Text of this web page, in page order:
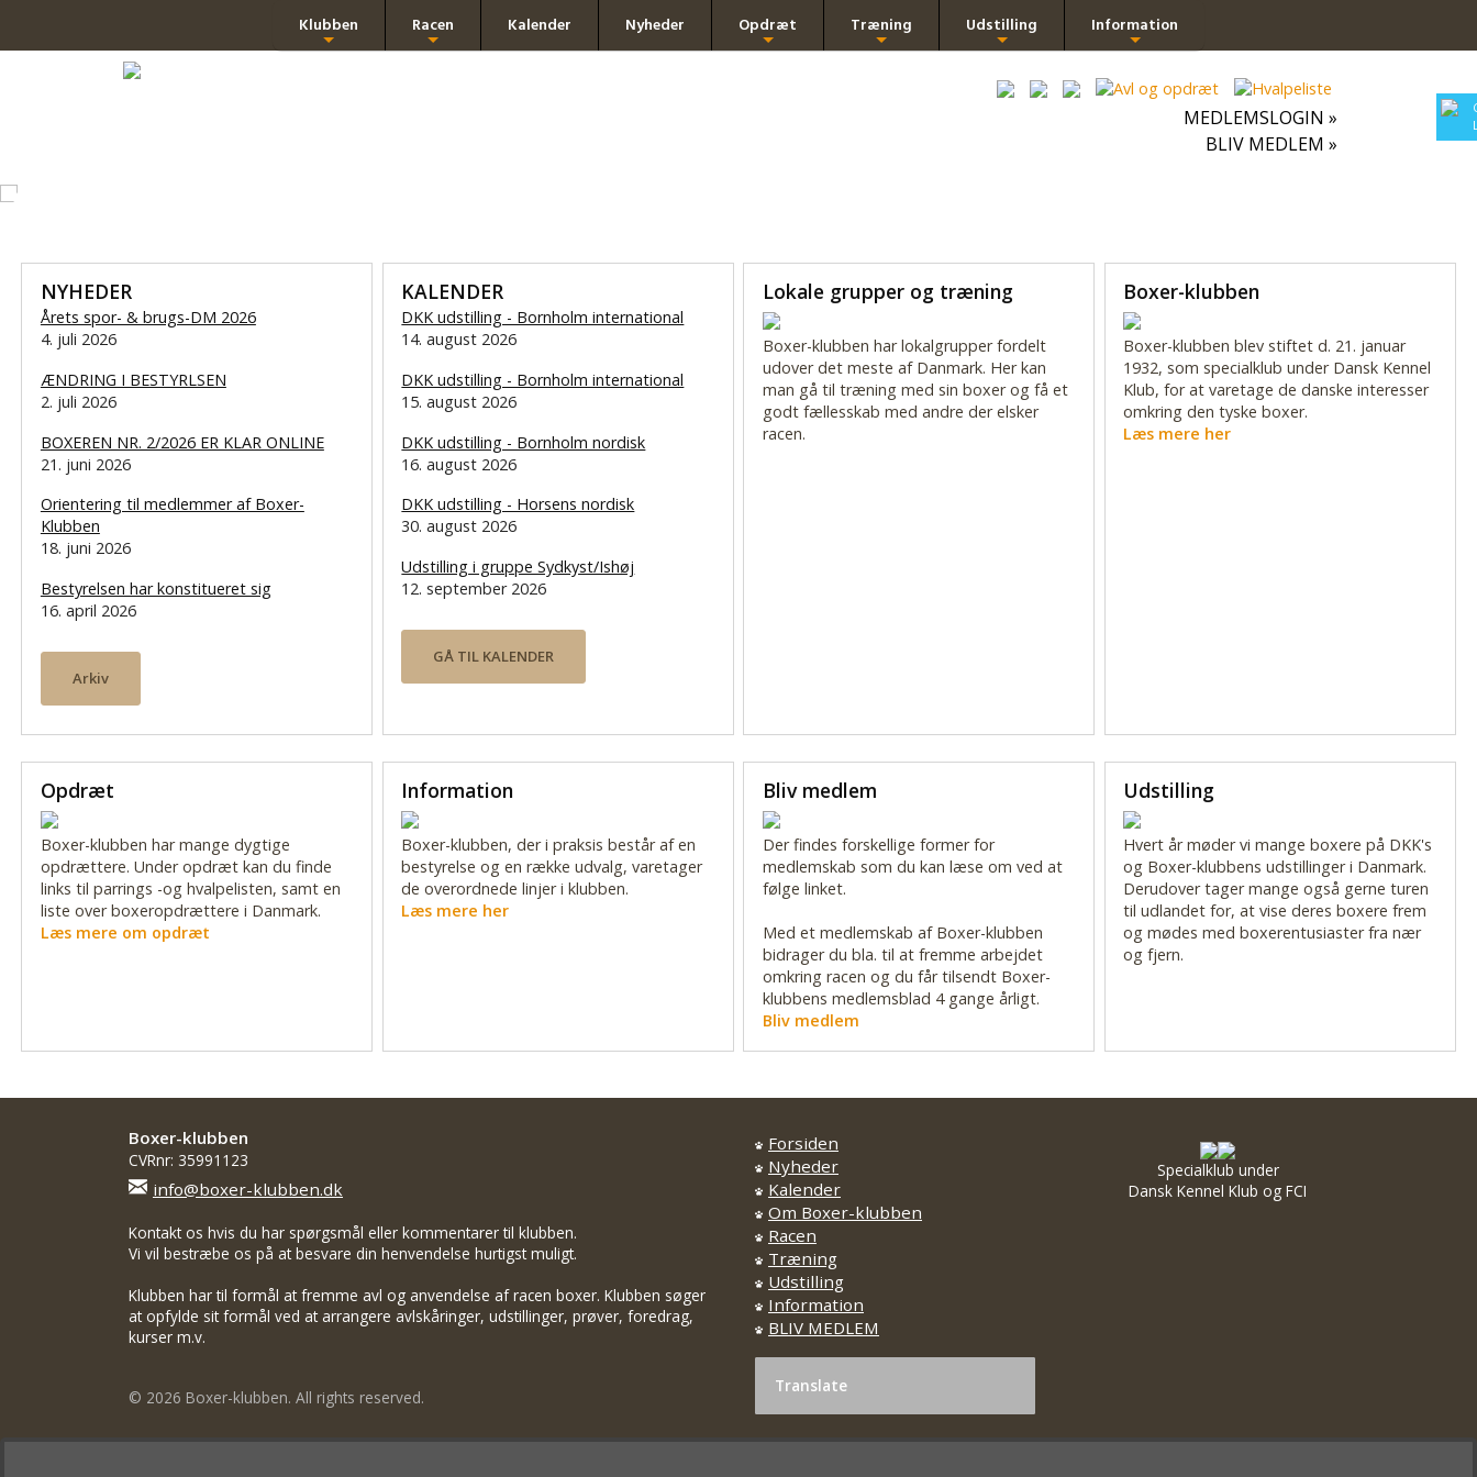
Klubben Racen Kalender Nyheder Opdræt Træning Udstilling Information
MEDLEMSLOGIN »
BLIV MEDLEM »
NYHEDER
Årets spor- & brugs-DM 2026
4. juli 2026
ÆNDRING I BESTYRLSEN
2. juli 2026
BOXEREN NR. 2/2026 ER KLAR ONLINE
21. juni 2026
Orientering til medlemmer af Boxer-
Klubben
18. juni 2026
Bestyrelsen har konstitueret sig
16. april 2026
Arkiv
KALENDER
DKK udstilling - Bornholm international
14. august 2026
DKK udstilling - Bornholm international
15. august 2026
DKK udstilling - Bornholm nordisk
16. august 2026
DKK udstilling - Horsens nordisk
30. august 2026
Udstilling i gruppe Sydkyst/Ishøj
12. september 2026
GÅ TIL KALENDER
Lokale grupper og træning
Boxer-klubben har lokalgrupper fordelt
udover det meste af Danmark. Her kan
man gå til træning med sin boxer og få et
godt fællesskab med andre der elsker
racen.
Boxer-klubben
Boxer-klubben blev stiftet d. 21. januar
1932, som specialklub under Dansk Kennel
Klub, for at varetage de danske interesser
omkring den tyske boxer.
Læs mere her
Opdræt
Boxer-klubben har mange dygtige
opdrættere. Under opdræt kan du finde
links til parrings -og hvalpelisten, samt en
liste over boxeropdrættere i Danmark.
Læs mere om opdræt
Information
Boxer-klubben, der i praksis består af en
bestyrelse og en række udvalg, varetager
de overordnede linjer i klubben.
Læs mere her
Bliv medlem
Der findes forskellige former for
medlemskab som du kan læse om ved at
følge linket.
Med et medlemskab af Boxer-klubben
bidrager du bla. til at fremme arbejdet
omkring racen og du får tilsendt Boxer-
klubbens medlemsblad 4 gange årligt.
Bliv medlem
Udstilling
Hvert år møder vi mange boxere på DKK's
og Boxer-klubbens udstillinger i Danmark.
Derudover tager mange også gerne turen
til udlandet for, at vise deres boxere frem
og mødes med boxerentusiaster fra nær
og fjern.
Boxer-klubben
CVRnr: 35991123
info@boxer-klubben.dk
Kontakt os hvis du har spørgsmål eller kommentarer til klubben.
Vi vil bestræbe os på at besvare din henvendelse hurtigst muligt.
Klubben har til formål at fremme avl og anvendelse af racen boxer. Klubben søger
at opfylde sit formål ved at arrangere avlskåringer, udstillinger, prøver, foredrag,
kurser m.v.
© 2026 Boxer-klubben. All rights reserved.
Forsiden
Nyheder
Kalender
Om Boxer-klubben
Racen
Træning
Udstilling
Information
BLIV MEDLEM
Translate
Specialklub under
Dansk Kennel Klub og FCI